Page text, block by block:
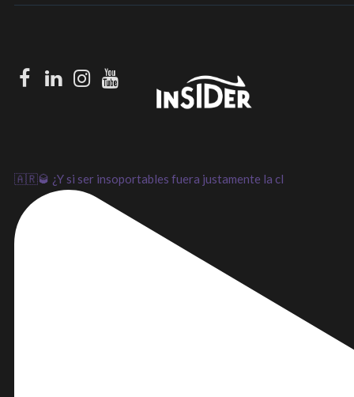
Facebook
LinkedIn
Instagram
Youtube
🇦🇷🥃 ¿Y si ser insoportables fuera justamente la cl